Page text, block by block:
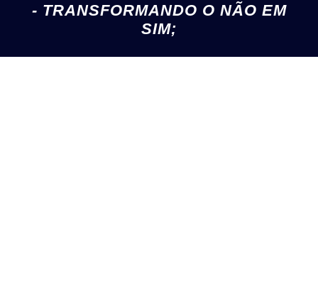
- TRANSFORMANDO O NÃO EM
SIM;